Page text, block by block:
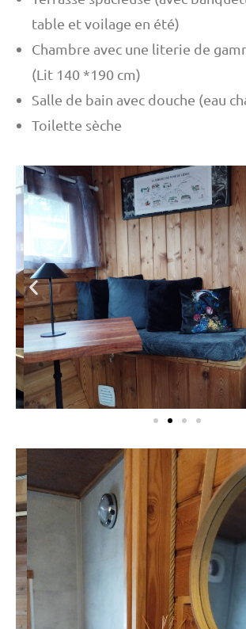
table et voilage en été)
Chambre avec une literie de
(Lit 140 *190 cm)
Salle de bain avec douche (eau
Toilette sèche